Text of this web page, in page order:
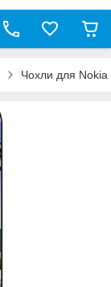
Чохли для Nokia